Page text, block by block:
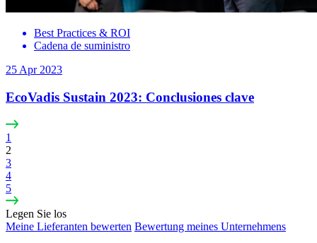
Best Practices & ROI
Cadena de suministro
25 Apr 2023
EcoVadis Sustain 2023: Conclusiones clave
1
2
3
4
5
Legen Sie los
Meine Lieferanten bewerten Bewertung meines Unternehmens